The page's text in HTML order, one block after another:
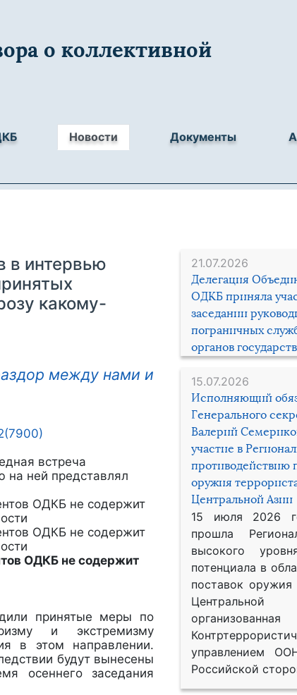
о коллективной
Новости Документы
21.07.2026
Делегация
ОДКБ приняла
заседании
пограничных
органов
15.07.2026
Исполняющий
Генерального
Валерий
участие в
противодействию
оружия
Центральной Азии
15 июля 2026
прошла
высокого
потенциала в
поставок
организованная
управлением
Российской
в интервью
какому-
между нами и
встреча
на ней представлял
ОДКБ не содержит
принятые меры по
и экстремизму
в этом направлении.
будут вынесены
осеннего заседания